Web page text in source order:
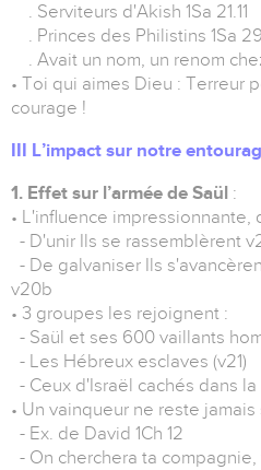
. Serviteurs d'Akish 1Sa 21.11
. Princes des Philistins 1Sa
. Avait un nom, un renom
• Toi qui aimes Dieu : Terreur
courage !
III L’impact sur notre
1. Effet sur l’armée de Saül :
• L'influence
- D'unir Ils se rassemblèrent
- De galvaniser Ils
v20b
• 3 groupes les rejoignent :
- Saül et ses 600 vaillants
- Les Hébreux esclaves (v21)
- Ceux d'Israël cachés dans
• Un vainqueur ne reste jamais
- Ex. de David 1Ch 12
- On cherchera ta